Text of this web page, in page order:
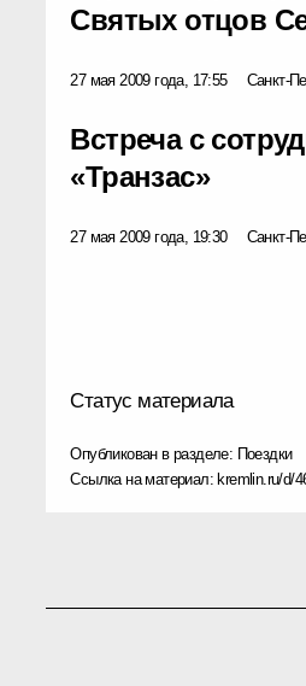
Святых отцов
27 мая 2009 года, 17:55 Санкт-
Встреча с
«Транзас»
27 мая 2009 года, 19:30 Санкт-
Статус материала
Опубликован в разделе: Поездки
Ссылка на материал: kremlin.ru/d/